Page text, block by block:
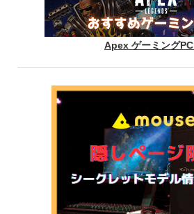
Apex ゲーミングPC